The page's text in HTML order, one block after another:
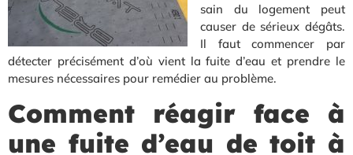
sain du logement peut
causer de sérieux dégâts.
Il faut commencer par
détecter précisément d’où vient la fuite d’eau et prendre le
mesures nécessaires pour remédier au problème.
Comment réagir face à
une fuite d’eau de toit à